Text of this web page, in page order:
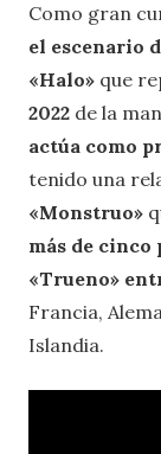
Como gran
el escenario
«Halo» que
2022 de la
actúa como
tenido una
«Monstruo»
más de cinco
«Trueno»
Francia,
Islandia.